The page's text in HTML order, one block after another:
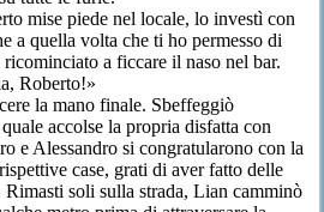
mise piede nel locale, lo investì con
a quella volta che ti ho permesso di
a ficcare il naso nel bar.
Roberto!»
la mano finale. Sbeffeggiò
accolse la propria disfatta con
e Alessandro si congratularono con la
case, grati di aver fatto delle
soli sulla strada, Lian camminò